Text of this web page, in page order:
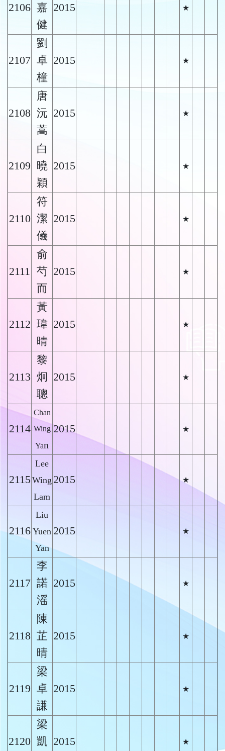
2106 嘉
健
2015 ★
2107
劉
卓
橦
2015 ★
2108
唐
沅
蒿
2015 ★
2109
白
曉
穎
2015 ★
2110
符
潔
儀
2015 ★
2111
俞
芍
而
2015 ★
2112
黃
瑋
晴
2015 ★
2113
黎
炯
聰
2015 ★
2114
Chan
Wing
Yan
2015 ★
2115
Lee
Wing
Lam
2015 ★
2116
Liu
Yuen
Yan
2015 ★
2117
李
諾
滛
2015 ★
2118
陳
芷
晴
2015 ★
2119
梁
卓
謙
2015 ★
2120
梁
凱 2015 ★